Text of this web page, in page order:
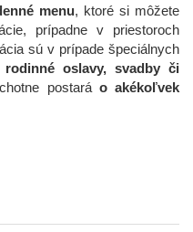
menu, ktoré si môžete
prípadne v priestoroch
sú v prípade špeciálnych
oslavy, svadby či
postará o akékoľvek